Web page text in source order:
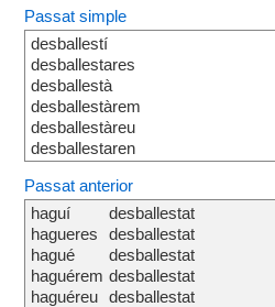
Passat simple
desballestí
desballestares
desballestà
desballestàrem
desballestàreu
desballestaren
Passat anterior
haguí
hagueres
hagué
haguérem
haguéreu
desballestat
desballestat
desballestat
desballestat
desballestat